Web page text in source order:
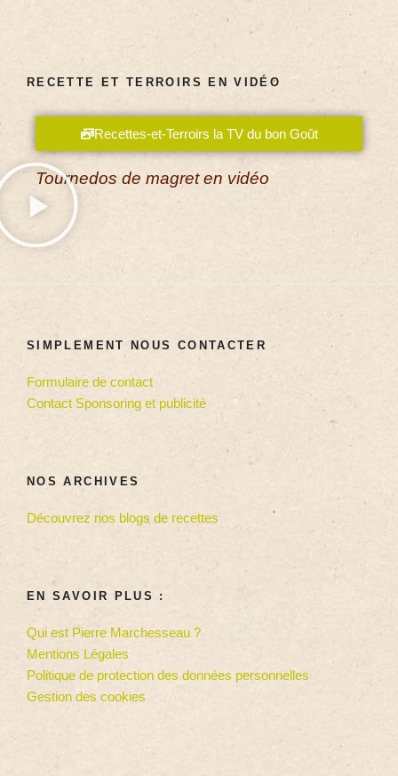
RECETTE ET TERROIRS EN VIDÉO
Recettes-et-Terroirs la TV du bon Goût
Tournedos de magret en vidéo
SIMPLEMENT NOUS CONTACTER
Formulaire de contact
Contact Sponsoring et publicité
NOS ARCHIVES
Découvrez nos blogs de recettes
EN SAVOIR PLUS :
Qui est Pierre Marchesseau ?
Mentions Légales
Politique de protection des données personnelles
Gestion des cookies